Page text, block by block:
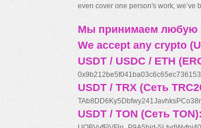
even cover one person's work;
Мы принимаем любую
We accept any crypto
USDT / USDC / ETH
USDT / TRX (Сеть
USDT / TON (Сеть TON):